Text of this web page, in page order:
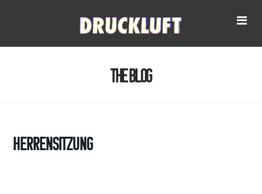
The Blog
Herrensitzung